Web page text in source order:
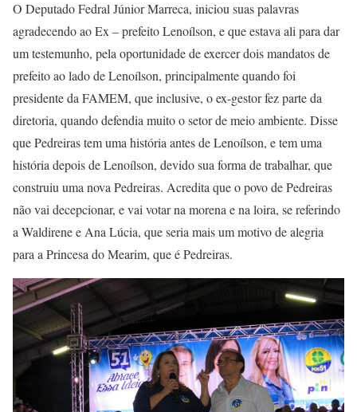
O Deputado Fedral Júnior Marreca, iniciou suas palavras
agradecendo ao Ex – prefeito Lenoílson, e que estava ali para dar
um testemunho, pela oportunidade de exercer dois mandatos de
prefeito ao lado de Lenoílson, principalmente quando foi
presidente da FAMEM, que inclusive, o ex-gestor fez parte da
diretoria, quando defendia muito o setor de meio ambiente. Disse
que Pedreiras tem uma história antes de Lenoílson, e tem uma
história depois de Lenoílson, devido sua forma de trabalhar, que
construiu uma nova Pedreiras. Acredita que o povo de Pedreiras
não vai decepcionar, e vai votar na morena e na loira, se referindo
a Waldirene e Ana Lúcia, que seria mais um motivo de alegria
para a Princesa do Mearim, que é Pedreiras.